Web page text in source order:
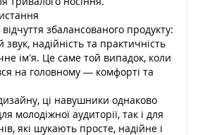
збалансованого продукту:
надійність та практичність
ім’я. Це саме той випадок, коли
на головному — комфорті та
ці навушники однаково
молодіжної аудиторії, так і для
які шукають просте, надійне і